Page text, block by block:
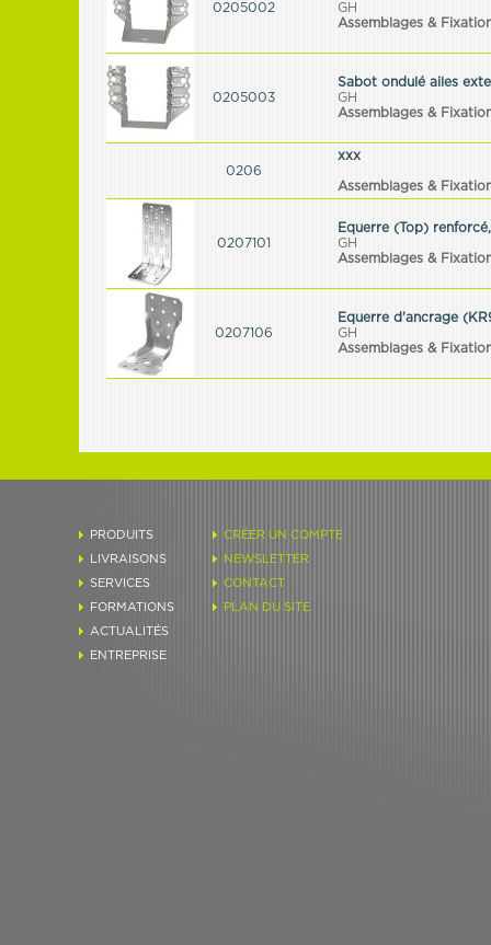
0205002
GH
Assemblages &
0205003
Sabot ondulé ailes
GH
Assemblages &
0206
xxx
Assemblages &
0207101
Equerre (Top)
GH
Assemblages &
0207106
Equerre d'ancrage
GH
Assemblages &
PRODUITS
LIVRAISONS
SERVICES
FORMATIONS
ACTUALITÉS
ENTREPRISE
CRÉER UN COMPTE
NEWSLETTER
CONTACT
PLAN DU SITE